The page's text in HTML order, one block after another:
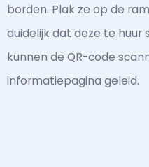
borden. Plak ze op de
duidelijk dat deze te huur
kunnen de QR-code
informatiepagina geleid.